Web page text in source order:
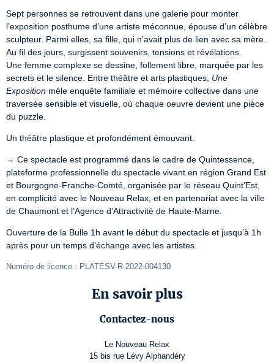
Sept personnes se retrouvent dans une galerie pour monter
l’exposition posthume d’une artiste méconnue, épouse d’un célèbre
sculpteur. Parmi elles, sa fille, qui n’avait plus de lien avec sa mère.
Au fil des jours, surgissent souvenirs, tensions et révélations.
Une femme complexe se dessine, follement libre, marquée par les
secrets et le silence. Entre théâtre et arts plastiques, Une
Exposition mêle enquête familiale et mémoire collective dans une
traversée sensible et visuelle, où chaque oeuvre devient une pièce
du puzzle.
Un théâtre plastique et profondément émouvant.
→ Ce spectacle est programmé dans le cadre de Quintessence,
plateforme professionnelle du spectacle vivant en région Grand Est
et Bourgogne-Franche-Comté, organisée par le réseau Quint’Est,
en complicité avec le Nouveau Relax, et en partenariat avec la ville
de Chaumont et l’Agence d’Attractivité de Haute-Marne.
Ouverture de la Bulle 1h avant le début du spectacle et jusqu’à 1h
après pour un temps d’échange avec les artistes.
Numéro de licence : PLATESV-R-2022-004130
En savoir plus
Contactez-nous
Le Nouveau Relax
15 bis rue Lévy Alphandéry